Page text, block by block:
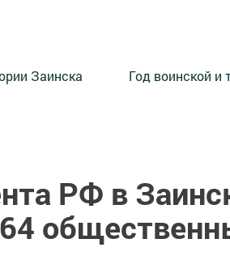
Заинска Год воинской и
РФ в